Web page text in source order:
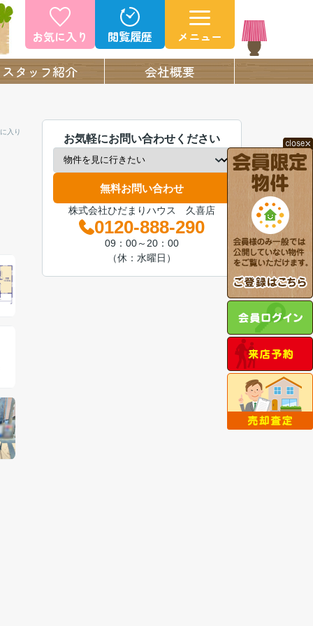
お気に入り 閲覧履歴 メニュー
スタッフ紹介 会社概要
入り
お気軽にお問い合わせください
無料お問い合わせ
株式会社ひだまりハウス 久喜店
0120-888-290
09：00～20：00
（休：水曜日）